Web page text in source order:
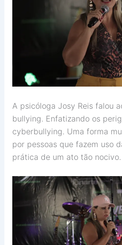
A psicóloga Josy Reis falou
bullying. Enfatizando os
cyberbullying. Uma forma
por pessoas que fazem uso
prática de um ato tão nocivo.